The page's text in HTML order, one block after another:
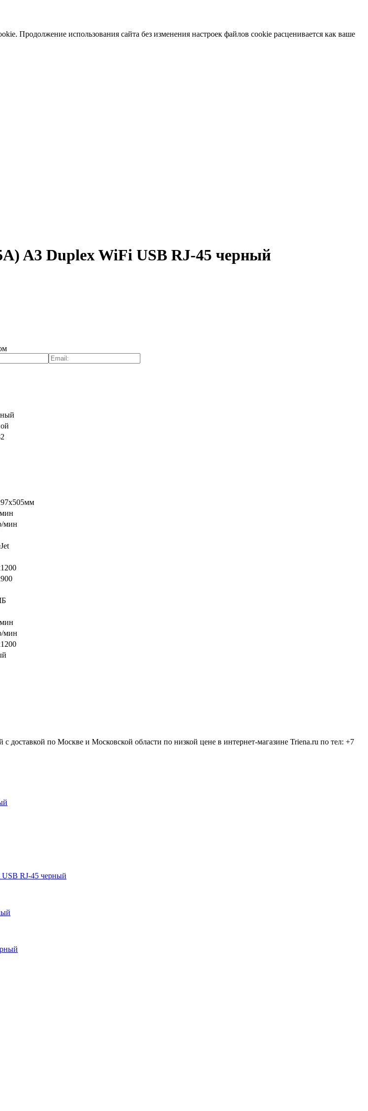
Продолжение использования сайта без изменения настроек файлов cookie расценивается как ваше
A3 Duplex WiFi USB RJ-45 черный
мин
мин
по Москве и Московской области по низкой цене в интернет-магазине Triena.ru по тел: +7
RJ-45 черный